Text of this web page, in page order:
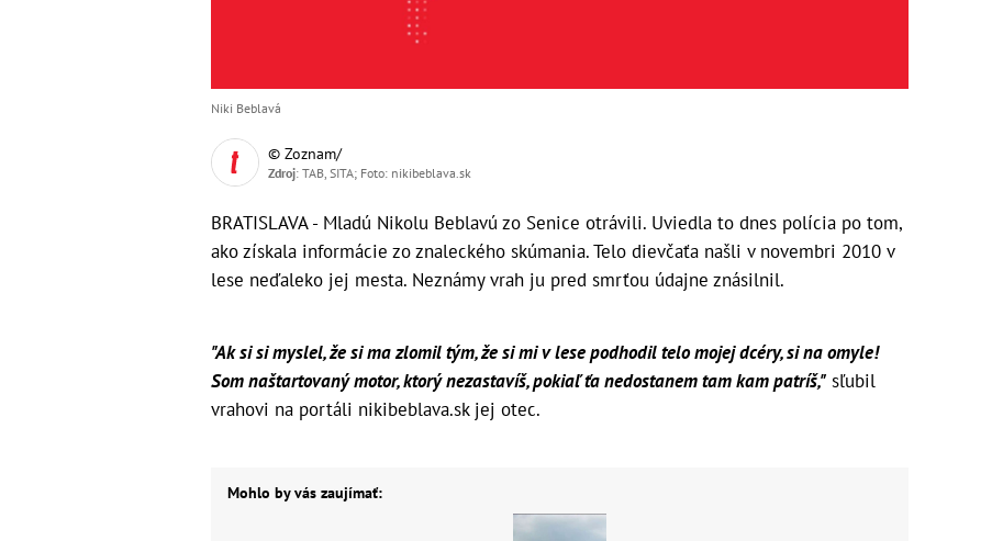
Niki Beblavá
© Zoznam/
Zdroj: TAB, SITA; Foto: nikibeblava.sk
BRATISLAVA - Mladú Nikolu Beblavú zo Senice otrávili. Uviedla to dnes polícia po tom,
ako získala informácie zo znaleckého skúmania. Telo dievčaťa našli v novembri 2010 v
lese neďaleko jej mesta. Neznámy vrah ju pred smrťou údajne znásilnil.
"Ak si si myslel, že si ma zlomil tým, že si mi v lese podhodil telo mojej dcéry, si na omyle!
Som naštartovaný motor, ktorý nezastavíš, pokiaľ ťa nedostanem tam kam patríš," sľubil
vrahovi na portáli nikibeblava.sk jej otec.
Mohlo by vás zaujímať: